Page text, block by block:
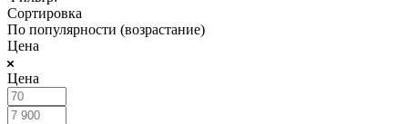
Сортировка
По популярности (возрастание)
Цена
Цена